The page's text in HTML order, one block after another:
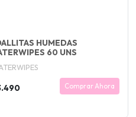
HUMEDAS
60 UNS
Comprar Ahora